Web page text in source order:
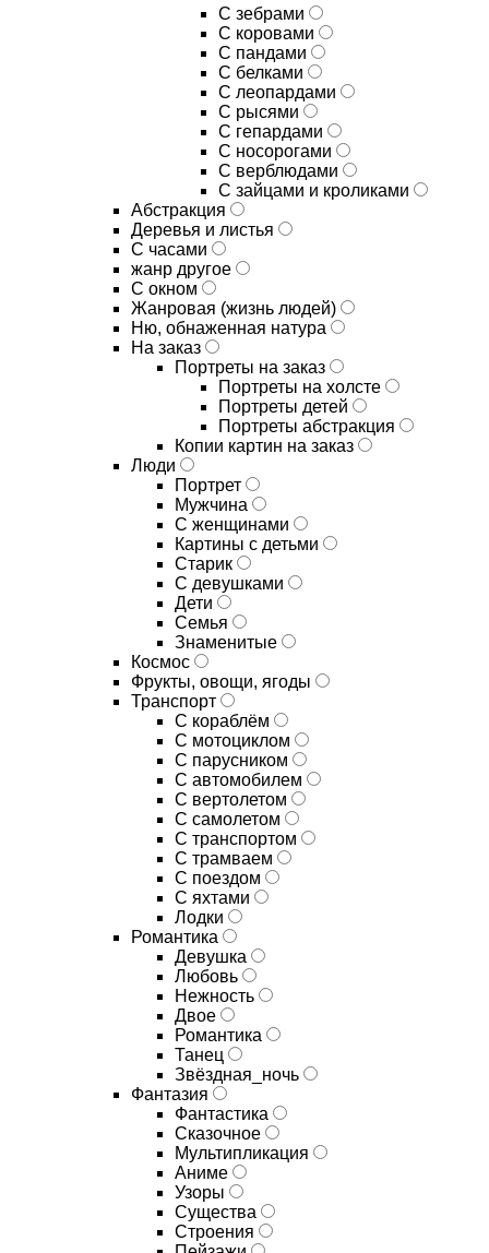
С зебрами
С коровами
С пандами
С белками
С леопардами
С рысями
С гепардами
С носорогами
С верблюдами
С зайцами и кроликами
Абстракция
Деревья и листья
С часами
жанр другое
С окном
Жанровая (жизнь людей)
Ню, обнаженная натура
На заказ
Портреты на заказ
Портреты на холсте
Портреты детей
Портреты абстракция
Копии картин на заказ
Люди
Портрет
Мужчина
С женщинами
Картины с детьми
Старик
С девушками
Дети
Семья
Знаменитые
Космос
Фрукты, овощи, ягоды
Транспорт
С кораблём
С мотоциклом
С парусником
С автомобилем
С вертолетом
С самолетом
С транспортом
С трамваем
С поездом
С яхтами
Лодки
Романтика
Девушка
Любовь
Нежность
Двое
Романтика
Танец
Звёздная_ночь
Фантазия
Фантастика
Сказочное
Мультипликация
Аниме
Узоры
Существа
Строения